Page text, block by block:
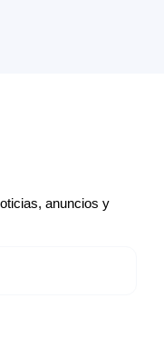
anuncios y